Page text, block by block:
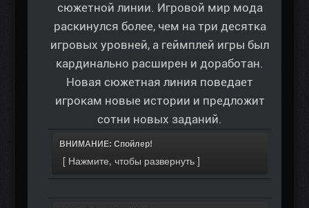
сюжетной линии. Игровой мир мода
раскинулся более, чем на три десятка
игровых уровней, а геймплей игры был
кардинально расширен и доработан.
Новая сюжетная линия поведает
игрокам новые истории и предложит
сотни новых заданий.
ВНИМАНИЕ: Спойлер!